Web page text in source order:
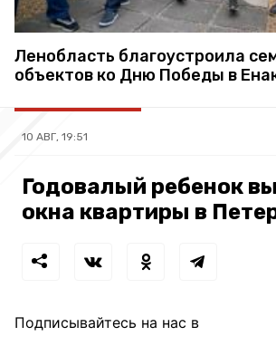
Ленобласть благоустроила
объектов ко Дню Победы в
10 АВГ, 19:51
Годовалый ребенок
окна квартиры в
Подписывайтесь на нас в